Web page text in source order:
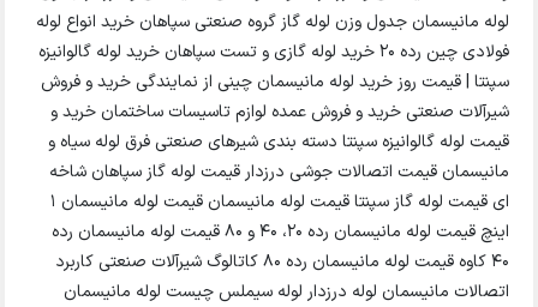
لوله مانیسمان جدول وزن لوله گاز گروه صنعتی سپاهان خرید انواع لوله
فولادی چین رده 20 خرید لوله گازی و تست سپاهان خرید لوله گالوانیزه
سپنتا | قیمت روز خرید لوله مانیسمان چینی از نمایندگی خرید و فروش
شیرآلات صنعتی خرید و فروش عمده لوازم تاسیسات ساختمان خرید و
قیمت لوله گالوانیزه سپنتا دسته بندی شیرهای صنعتی فرق لوله سیاه و
مانیسمان قیمت اتصالات جوشی درزدار قیمت لوله گاز سپاهان شاخه
ای قیمت لوله گاز سپنتا قیمت لوله مانیسمان قیمت لوله مانیسمان 1
اینچ قیمت لوله مانیسمان رده 20، 40 و 80 قیمت لوله مانیسمان رده
40 کاوه قیمت لوله مانیسمان رده 80 کاتالوگ شیرآلات صنعتی کاربرد
اتصالات مانیسمان لوله درزدار لوله سیملس چیست لوله مانیسمان